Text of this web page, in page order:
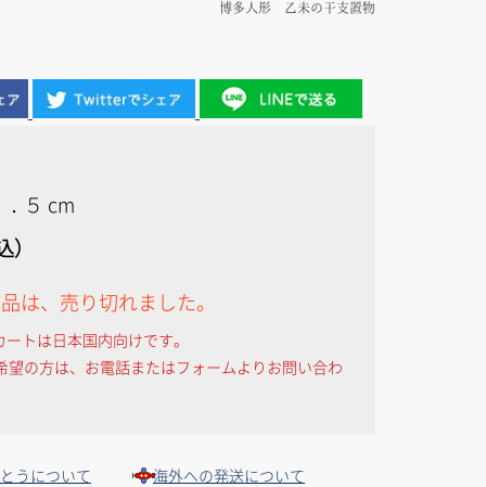
博多人形 乙未の干支置物
５ cm
は、売り切れました。
トは日本国内向けです。
望の方は、お電話またはフォームよりお問い合わ
うについて
海外への発送について